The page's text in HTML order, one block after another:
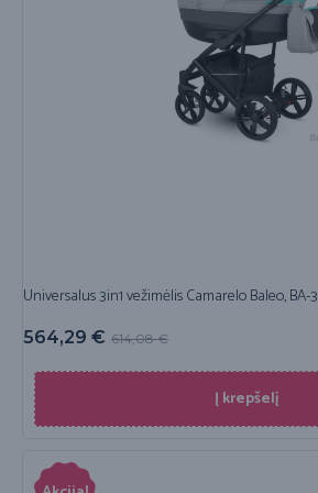
Universalus 3in1 vežimėlis Camarelo Baleo, BA-3
614,08€
564,29 €
Į krepšelį